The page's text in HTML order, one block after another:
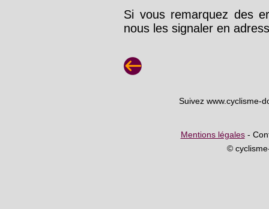
Si vous remarquez des
nous les signaler en
Suivez www.cyclisme-
Mentions légales-
©